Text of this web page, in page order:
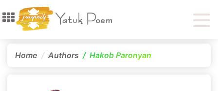
Home Authors Hakob Paronyan